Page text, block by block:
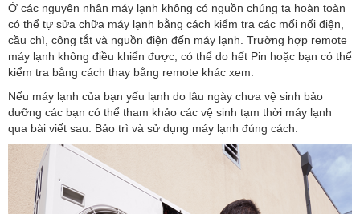
Ở các nguyên nhân máy lạnh không có nguồn chúng ta hoàn toàn
có thể tự sửa chữa máy lạnh bằng cách kiểm tra các mối nối điện,
cầu chì, công tắt và nguồn điện đến máy lạnh. Trường hợp remote
máy lạnh không điều khiển được, có thể do hết Pin hoặc bạn có thể
kiểm tra bằng cách thay bằng remote khác xem.
Nếu máy lạnh của bạn yếu lạnh do lâu ngày chưa vệ sinh bảo
dưỡng các bạn có thể tham khảo các vệ sinh tạm thời máy lạnh
qua bài viết sau: Bảo trì và sử dụng máy lạnh đúng cách.